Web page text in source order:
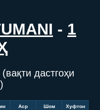
- 1
(вақти дастгоҳи
Аср Шом Хуфтон